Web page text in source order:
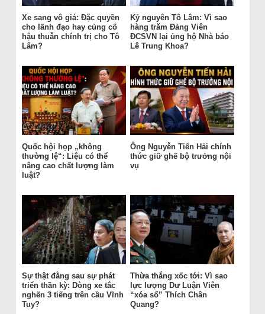
Xe sang vô giá: Đặc quyền
cho lãnh đạo hay củng cố
hậu thuẫn chính trị cho Tô
Lâm?
Kỷ nguyên Tô Lâm: Vì sao
hàng trăm Đảng Viên
ĐCSVN lại ủng hộ Nhà báo
Lê Trung Khoa?
Quốc hội họp „không
thường lệ“: Liệu có thể
nâng cao chất lượng làm
luật?
Ông Nguyễn Tiến Hải chính
thức giữ ghế bộ trưởng nội
vụ
Sự thật đằng sau sự phát
triển thần kỳ: Dòng xe tắc
nghẽn 3 tiếng trên cầu Vĩnh
Tuy?
Thừa thắng xốc tới: Vì sao
lực lượng Dư Luận Viên
“xóa sổ” Thích Chân
Quang?